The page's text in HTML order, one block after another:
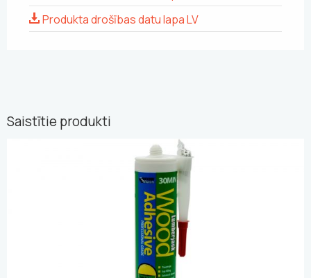
Produkta drošības datu lapa LV
Saistītie produkti